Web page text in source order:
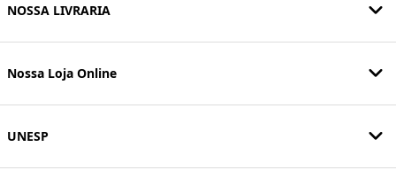
NOSSA LIVRARIA
Nossa Loja Online
UNESP